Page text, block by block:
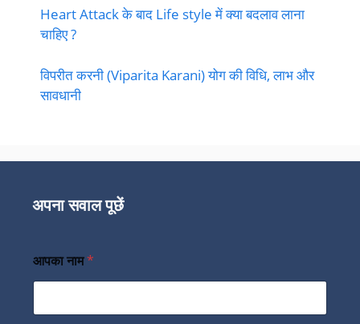
Heart Attack के बाद Life style में क्या बदलाव लाना
चाहिए ?
विपरीत करनी (Viparita Karani) योग की विधि, लाभ और
सावधानी
अपना सवाल पूछें
आपका नाम*